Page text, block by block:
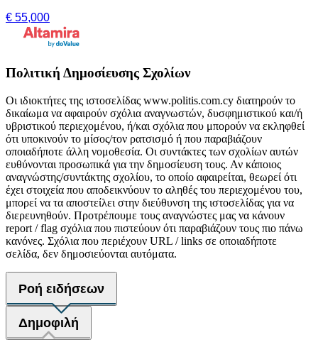
€ 55,000
Πολιτική Δημοσίευσης Σχολίων
Οι ιδιοκτήτες της ιστοσελίδας www.politis.com.cy διατηρούν το
δικαίωμα να αφαιρούν σχόλια αναγνωστών, δυσφημιστικού και/ή
υβριστικού περιεχομένου, ή/και σχόλια που μπορούν να εκληφθεί
ότι υποκινούν το μίσος/τον ρατσισμό ή που παραβιάζουν
οποιαδήποτε άλλη νομοθεσία. Οι συντάκτες των σχολίων αυτών
ευθύνονται προσωπικά για την δημοσίευση τους. Αν κάποιος
αναγνώστης/συντάκτης σχολίου, το οποίο αφαιρείται, θεωρεί ότι
έχει στοιχεία που αποδεικνύουν το αληθές του περιεχομένου του,
μπορεί να τα αποστείλει στην διεύθυνση της ιστοσελίδας για να
διερευνηθούν. Προτρέπουμε τους αναγνώστες μας να κάνουν
report / flag σχόλια που πιστεύουν ότι παραβιάζουν τους πιο πάνω
κανόνες. Σχόλια που περιέχουν URL / links σε οποιαδήποτε
σελίδα, δεν δημοσιεύονται αυτόματα.
Ροή ειδήσεων
Δημοφιλή